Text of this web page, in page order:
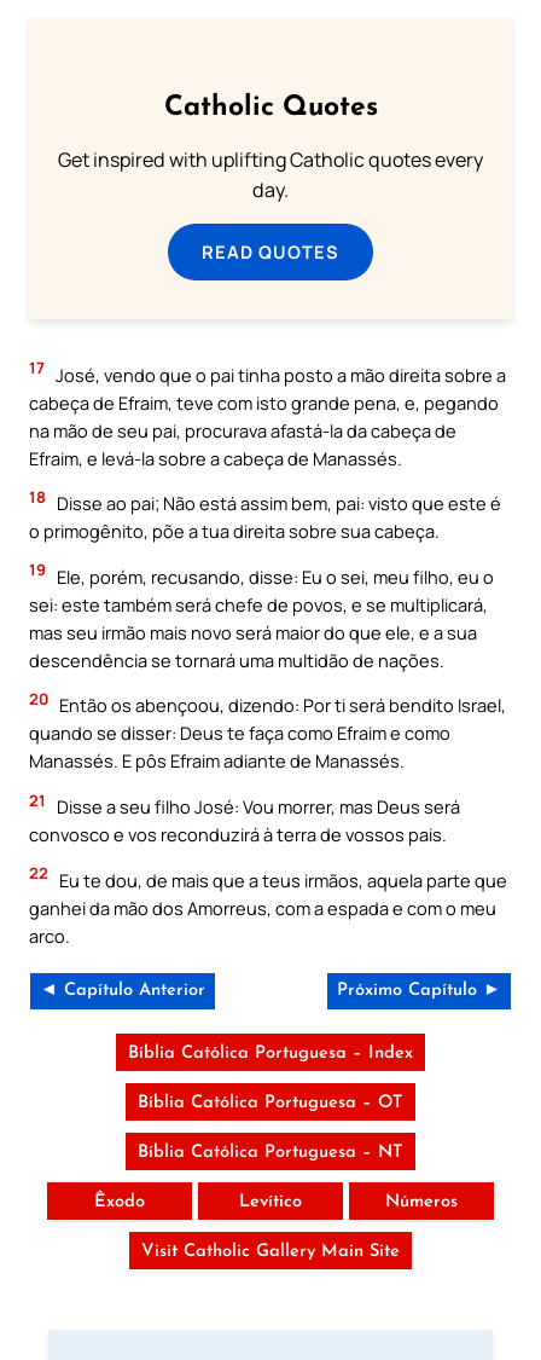
Catholic Quotes
Get inspired with uplifting Catholic quotes every
day.
READ QUOTES
17 José, vendo que o pai tinha posto a mão direita sobre a
cabeça de Efraim, teve com isto grande pena, e, pegando
na mão de seu pai, procurava afastá-la da cabeça de
Efraim, e levá-la sobre a cabeça de Manassés.
18
Disse ao pai; Não está assim bem, pai: visto que este é
o primogênito, põe a tua direita sobre sua cabeça.
19
Ele, porém, recusando, disse: Eu o sei, meu filho, eu o
sei: este também será chefe de povos, e se multiplicará,
mas seu irmão mais novo será maior do que ele, e a sua
descendência se tornará uma multidão de nações.
20 Então os abençoou, dizendo: Por ti será bendito Israel,
quando se disser: Deus te faça como Efraim e como
Manassés. E pôs Efraim adiante de Manassés.
21
Disse a seu filho José: Vou morrer, mas Deus será
convosco e vos reconduzirá à terra de vossos pais.
22
Eu te dou, de mais que a teus irmãos, aquela parte que
ganhei da mão dos Amorreus, com a espada e com o meu
arco.
◄ Capítulo Anterior Próximo Capítulo ►
Bíblia Católica Portuguesa – Index
Bíblia Católica Portuguesa – OT
Bíblia Católica Portuguesa – NT
Êxodo Levítico Números
Visit Catholic Gallery Main Site